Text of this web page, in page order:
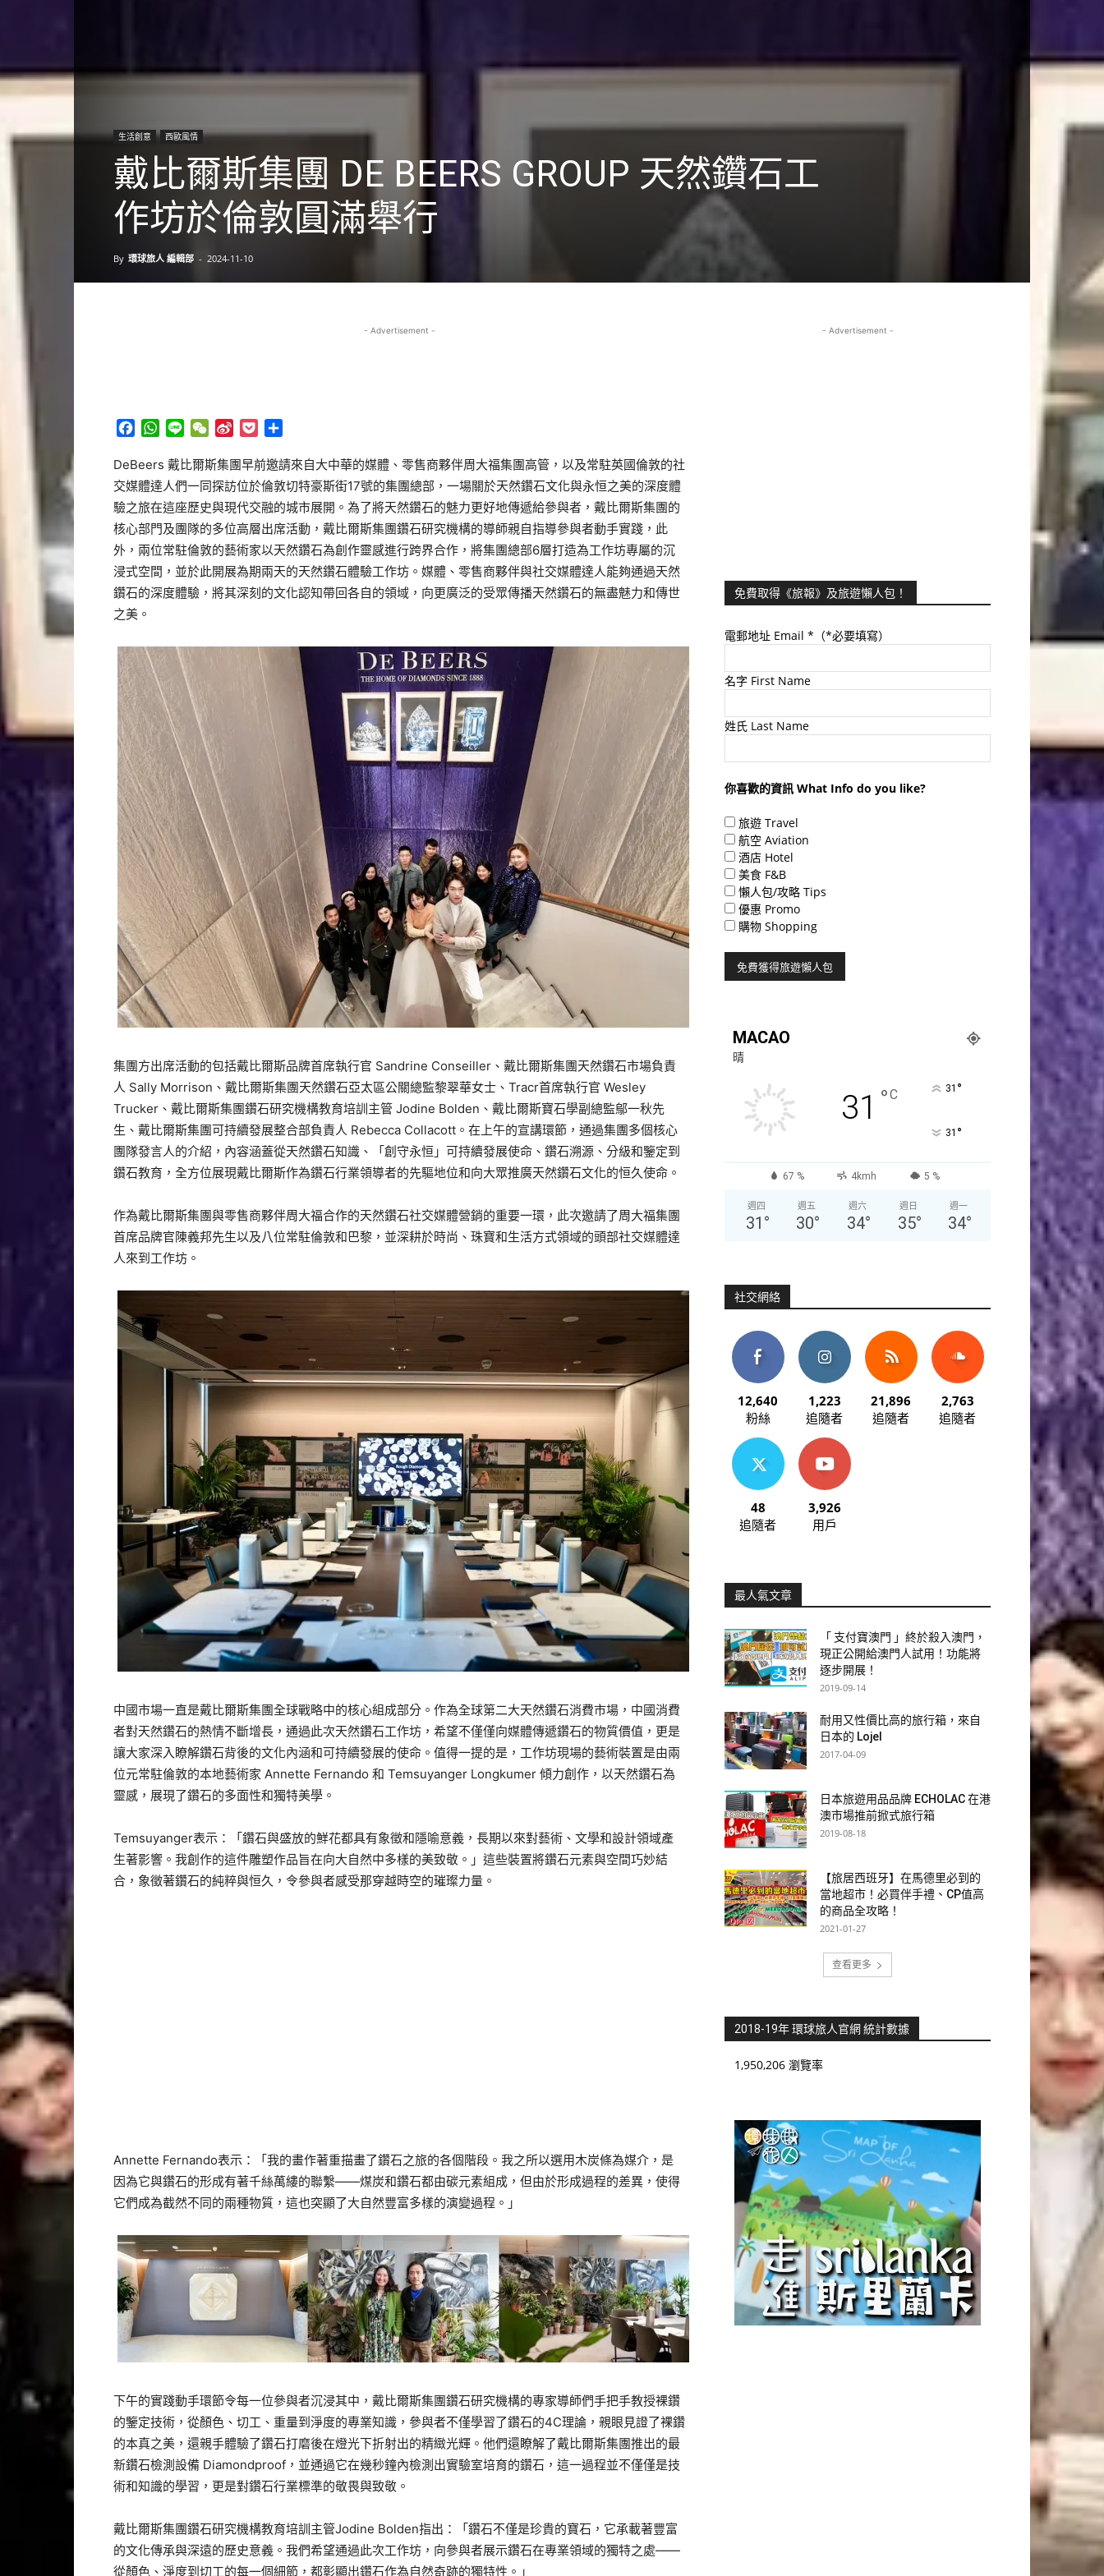
生活創意 西歐風情
戴比爾斯集團 DE BEERS GROUP 天然鑽石工
作坊於倫敦圓滿舉行
By 環球旅人 編輯部 - 2024-11-10
- Advertisement -
Facebook
WhatsApp
Line WeChat
Sina
Pocket
DeBeers 戴比爾斯集團早前邀請來自大中華的媒體、 零售商夥伴周大福集團高管， 以及常駐英國倫敦的社
交媒體達人們一同探訪位於倫敦切特豪斯街17號的集團總部， 一場關於天然鑽石文化與永恒之美的深度體
驗之旅在這座歷史與現代交融的城市展開。為了將天然鑽石的魅力更好地傳遞給參與者， 戴比爾斯集團的
核心部門及團隊的多位高層出席活動， 戴比爾斯集團鑽石研究機構的導師親自指導參與者動手實踐，此
外， 兩位常駐倫敦的藝術家以天然鑽石為創作靈感進行跨界合作， 將集團總部6層打造為工作坊專屬的沉
浸式空間， 並於此開展為期兩天的天然鑽石體驗工作坊。媒體、 零售商夥伴與社交媒體達人能夠通過天然
鑽石的深度體驗， 將其深刻的文化認知帶回各自的領域， 向更廣泛的受眾傳播天然鑽石的無盡魅力和傳世
之美。
集團方出席活動的包括戴比爾斯品牌首席執行官 Sandrine Conseiller、 戴比爾斯集團天然鑽石市場負責
人 Sally Morrison、 戴比爾斯集團天然鑽石亞太區公關總監黎翠華女士、 Tracr首席執行官 Wesley
Trucker、 戴比爾斯集團鑽石研究機構教育培訓主管 Jodine Bolden、戴比爾斯寶石學副總監鄔一秋先
生、 戴比爾斯集團可持續發展整合部負責人 Rebecca Collacott。在上午的宣講環節， 通過集團多個核心
團隊發言人的介紹，內容涵蓋從天然鑽石知識、「 創守永恒」可持續發展使命、鑽石溯源、分級和鑒定到
鑽石教育， 全方位展現戴比爾斯作為鑽石行業領導者的先驅地位和向大眾推廣天然鑽石文化的恒久使命。
作為戴比爾斯集團與零售商夥伴周大福合作的天然鑽石社交媒體營銷的重要一環， 此次邀請了周大福集團
首席品牌官陳義邦先生以及八位常駐倫敦和巴黎，並深耕於時尚、 珠寶和生活方式領域的頭部社交媒體達
人來到工作坊。
中國市場一直是戴比爾斯集團全球戰略中的核心組成部分。 作為全球第二大天然鑽石消費市場， 中國消費
者對天然鑽石的熱情不斷增長，通過此次天然鑽石工作坊，希望不僅僅向媒體傳遞鑽石的物質價值， 更是
讓大家深入瞭解鑽石背後的文化內涵和可持續發展的使命。值得一提的是， 工作坊現場的藝術裝置是由兩
位元常駐倫敦的本地藝術家 Annette Fernando 和 Temsuyanger Longkumer 傾力創作，以天然鑽石為
靈感， 展現了鑽石的多面性和獨特美學。
Temsuyanger表示：「 鑽石與盛放的鮮花都具有象徵和隱喻意義，長期以來對藝術、 文學和設計領域產
生著影響。 我創作的這件雕塑作品旨在向大自然中多樣的美致敬。」 這些裝置將鑽石元素與空間巧妙結
合，象徵著鑽石的純粹與恒久， 令參與者感受那穿越時空的璀璨力量。
Annette Fernando表示：「 我的畫作著重描畫了鑽石之旅的各個階段。 我之所以選用木炭條為媒介， 是
因為它與鑽石的形成有著千絲萬縷的聯繫——煤炭和鑽石都由碳元素組成，但由於形成過程的差異， 使得
它們成為截然不同的兩種物質， 這也突顯了大自然豐富多樣的演變過程。」
下午的實踐動手環節令每一位參與者沉浸其中， 戴比爾斯集團鑽石研究機構的專家導師們手把手教授裸鑽
的鑒定技術 ，從顏色、切工、重量到淨度的專業知識， 參與者不僅學習了鑽石的4C理論，親眼見證了裸鑽
的本真之美， 還親手體驗了鑽石打磨後在燈光下折射出的精緻光輝。 他們還瞭解了戴比爾斯集團推出的最
新鑽石檢測設備 Diamondproof，並通過它在幾秒鐘內檢測出實驗室培育的鑽石， 這一過程並不僅僅是技
術和知識的學習， 更是對鑽石行業標準的敬畏與致敬。
戴比爾斯集團鑽石研究機構教育培訓主管Jodine Bolden指出：「鑽石不僅是珍貴的寶石， 它承載著豐富
的文化傳承與深遠的歷史意義。 我們希望通過此次工作坊， 向參與者展示鑽石在專業領域的獨特之處——
從顏色、 淨度到切工的每一個細節，都彰顯出鑽石作為自然奇跡的獨特性。」
- Advertisement -
免費取得《旅報》及旅遊懶人包！
電郵地址 Email *（*必要填寫）
名字 First Name
姓氏 Last Name
你喜歡的資訊 What Info do you like?
旅遊 Travel
航空 Aviation
酒店 Hotel
美食 F&B
懶人包/攻略 Tips
優惠 Promo
購物 Shopping
MACAO
晴
31 °C 31 °
31 °
67 % 4kmh 5 %
週四
31 °
週五
30°
週六
34°
週日
35°
週一
34°
社交網絡
12,640
粉絲
1,223
追隨者
21,896
追隨者
2,763
追隨者
48
追隨者
3,926
用戶
最人氣文章
「 支付寶澳門 」終於殺入澳門，
現正公開給澳門人試用！功能將
逐步開展！
2019-09-14
耐用又性價比高的旅行箱，來自
日本的 Lojel
2017-04-09
日本旅遊用品品牌 ECHOLAC 在港
澳市場推前掀式旅行箱
2019-08-18
【旅居西班牙】在馬德里必到的
當地超市！必買伴手禮、CP值高
的商品全攻略！
2021-01-27
查看更多
2018-19年 環球旅人官網 統計數據
1,950,206 瀏覽率